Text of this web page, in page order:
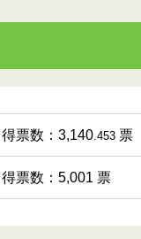
得票数：3,140.453 票
得票数：5,001 票